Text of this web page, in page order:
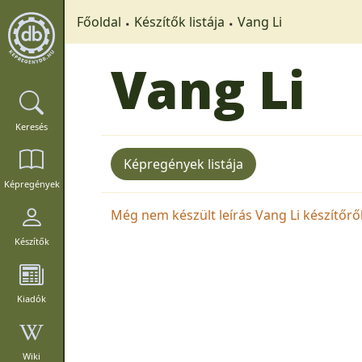
Keresés
Képregények
Készítők
Kiadók
Wiki
Főoldal Készítők listája Vang Li
Vang Li
Képregények listája
Még nem készült leírás Vang Li